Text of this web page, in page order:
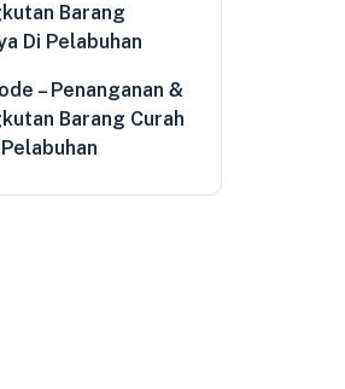
Barang
Di Pelabuhan
– Penanganan &
Barang Curah